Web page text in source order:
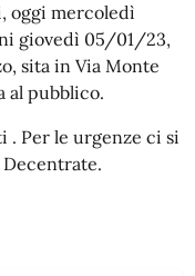
oggi mercoledì
giovedì 05/01/23,
sita in Via Monte
al pubblico.
. Per le urgenze ci si